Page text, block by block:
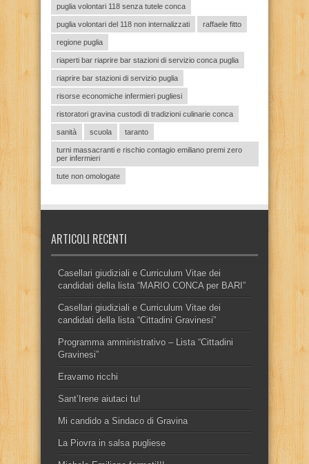
puglia volontari 118 senza tutele conca
puglia volontari del 118 non internalizzati raffaele fitto
regione puglia
riaperti bar riaprire bar stazioni di servizio conca puglia
riaprire bar stazioni di servizio puglia
risorse economiche infermieri pugliesi
ristoratori gravina custodi di tradizioni culinarie conca
sanità scuola taranto
turni massacranti e rischio contagio emiliano premi zero
per infermieri
tute non omologate
ARTICOLI RECENTI
Casellari giudiziali e Curriculum Vitae dei
candidati della lista “MARIO CONCA per BARI”
Casellari giudiziali e Curriculum Vitae dei
candidati della lista “Cittadini Gravinesi”
Programma amministrativo – Lista “Cittadini
Gravinesi”
Eravamo ricchi
Sant’Irene aiutaci tu!
Mi candido a Sindaco di Gravina
La Piovra in salsa pugliese